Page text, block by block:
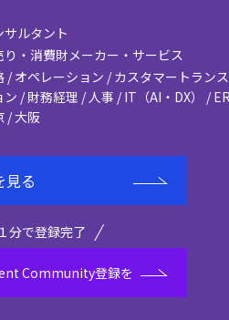
サルタント
り・消費財メーカー・サービス
/ オペレーション / カスタマートラン
ン / 財務経理 / 人事 / IT（AI・DX） /
/ 大阪
見る
分で登録完了
Community登録を